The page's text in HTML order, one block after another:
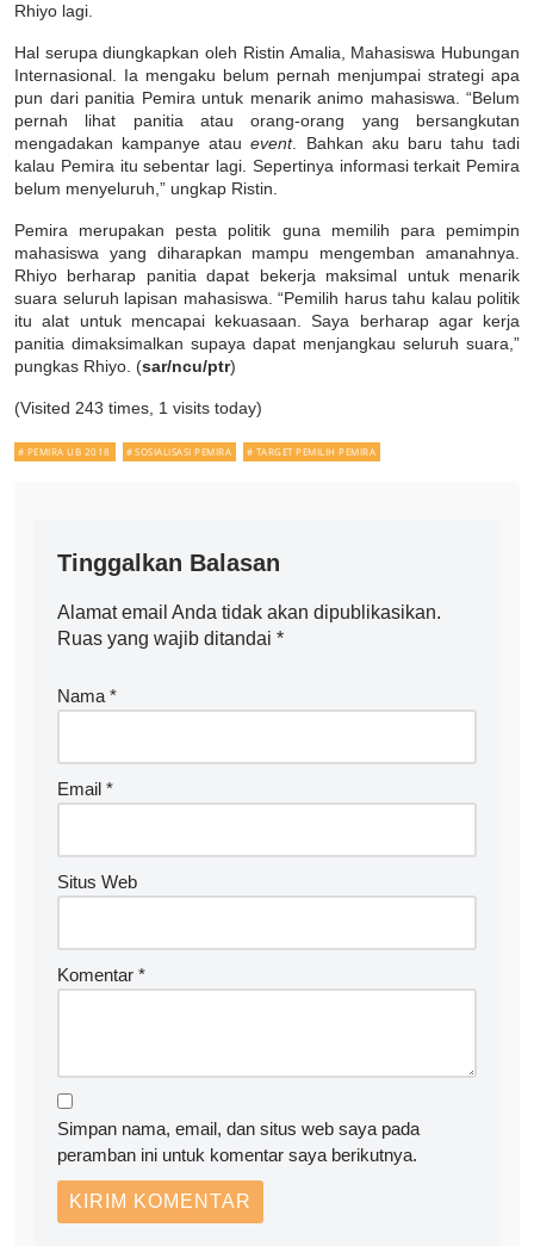
Rhiyo lagi.
Hal serupa diungkapkan oleh Ristin Amalia, Mahasiswa Hubungan
Internasional. Ia mengaku belum pernah menjumpai strategi apa
pun dari panitia Pemira untuk menarik animo mahasiswa. “Belum
pernah lihat panitia atau orang-orang yang bersangkutan
mengadakan kampanye atauevent. Bahkan aku baru tahu tadi
kalau Pemira itu sebentar lagi. Sepertinya informasi terkait Pemira
belum menyeluruh,” ungkap Ristin.
Pemira merupakan pesta politik guna memilih para pemimpin
mahasiswa yang diharapkan mampu mengemban amanahnya.
Rhiyo berharap panitia dapat bekerja maksimal untuk menarik
suara seluruh lapisan mahasiswa. “Pemilih harus tahu kalau politik
itu alat untuk mencapai kekuasaan. Saya berharap agar kerja
panitia dimaksimalkan supaya dapat menjangkau seluruh suara,”
pungkas Rhiyo. (sar/ncu/ptr)
(Visited 243 times, 1 visits today)
PEMIRA UB 2018 SOSIALISASI PEMIRA TARGET PEMILIH PEMIRA
Tinggalkan Balasan
Alamat email Anda tidak akan dipublikasikan.
Ruas yang wajib ditandai *
Nama *
Email *
Situs Web
Komentar *
Simpan nama, email, dan situs web saya pada
peramban ini untuk komentar saya berikutnya.